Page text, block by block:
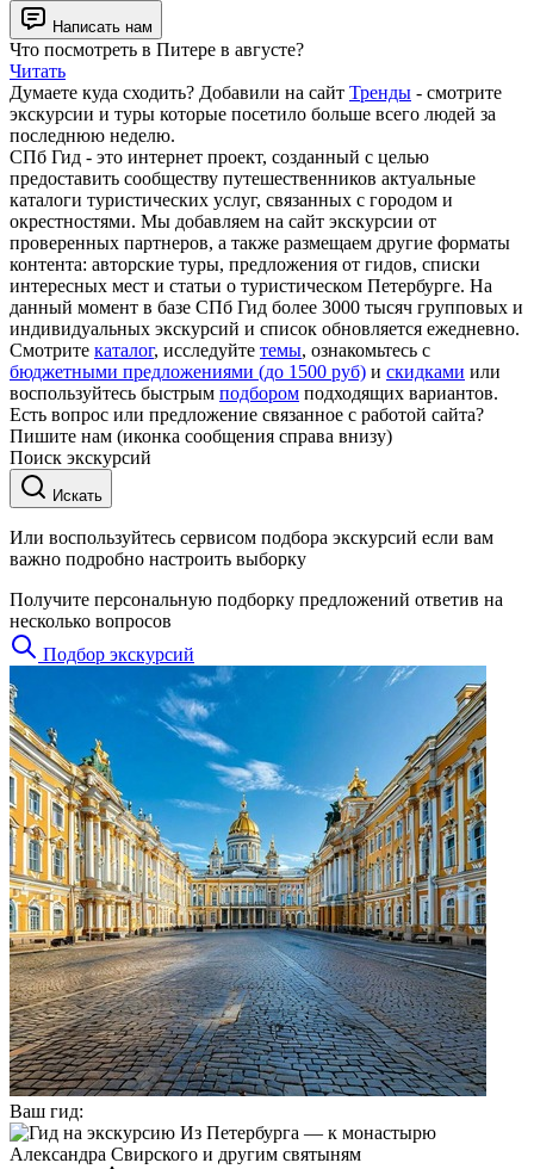
Написать нам
Что посмотреть в Питере в августе?
Читать
Думаете куда сходить? Добавили на сайт Тренды - смотрите
экскурсии и туры которые посетило больше всего людей за
последнюю неделю.
СПб Гид - это интернет проект, созданный с целью
предоставить сообществу путешественников актуальные
каталоги туристических услуг, связанных с городом и
окрестностями. Мы добавляем на сайт экскурсии от
проверенных партнеров, а также размещаем другие форматы
контента: авторские туры, предложения от гидов, списки
интересных мест и статьи о туристическом Петербурге. На
данный момент в базе СПб Гид более 3000 тысяч групповых и
индивидуальных экскурсий и список обновляется ежедневно.
Смотрите каталог, исследуйте темы, ознакомьтесь с
бюджетными предложениями (до 1500 руб) и скидками или
воспользуйтесь быстрым подбором подходящих вариантов.
Есть вопрос или предложение связанное с работой сайта?
Пишите нам (иконка сообщения справа внизу)
Поиск экскурсий
Искать
Или воспользуйтесь сервисом подбора экскурсий если вам
важно подробно настроить выборку
Получите персональную подборку предложений ответив на
несколько вопросов
Подбор экскурсий
Ваш гид: